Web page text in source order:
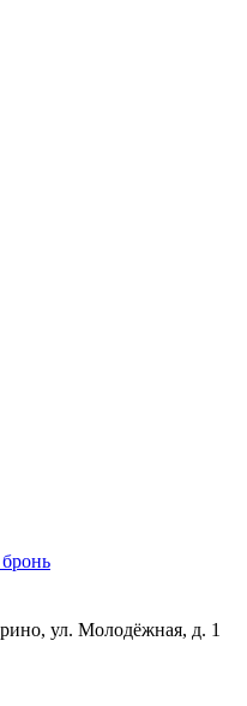
ул. Молодёжная, д. 1